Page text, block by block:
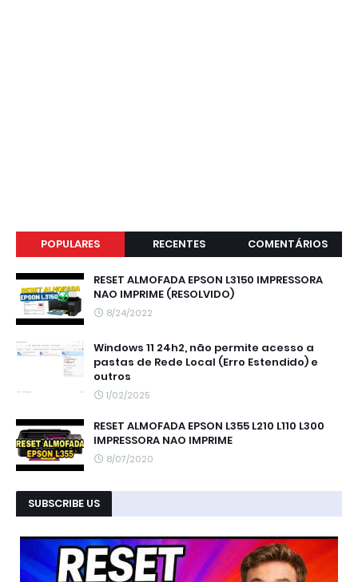
POPULARES RECENTES COMENTÁRIOS
RESET ALMOFADA EPSON L3150 IMPRESSORA
NAO IMPRIME (RESOLVIDO)
8/24/2022
Windows 11 24h2, não permite acesso a
pastas de Rede Local (Erro Estendido) e
outros
1/02/2025
RESET ALMOFADA EPSON L355 L210 L110 L300
IMPRESSORA NAO IMPRIME
8/07/2020
SUBSCRIBE US